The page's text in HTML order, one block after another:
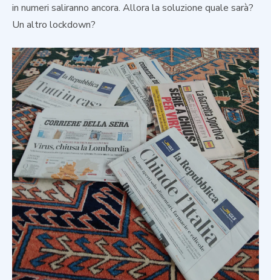
in numeri saliranno ancora. Allora la soluzione quale sarà?
Un altro lockdown?